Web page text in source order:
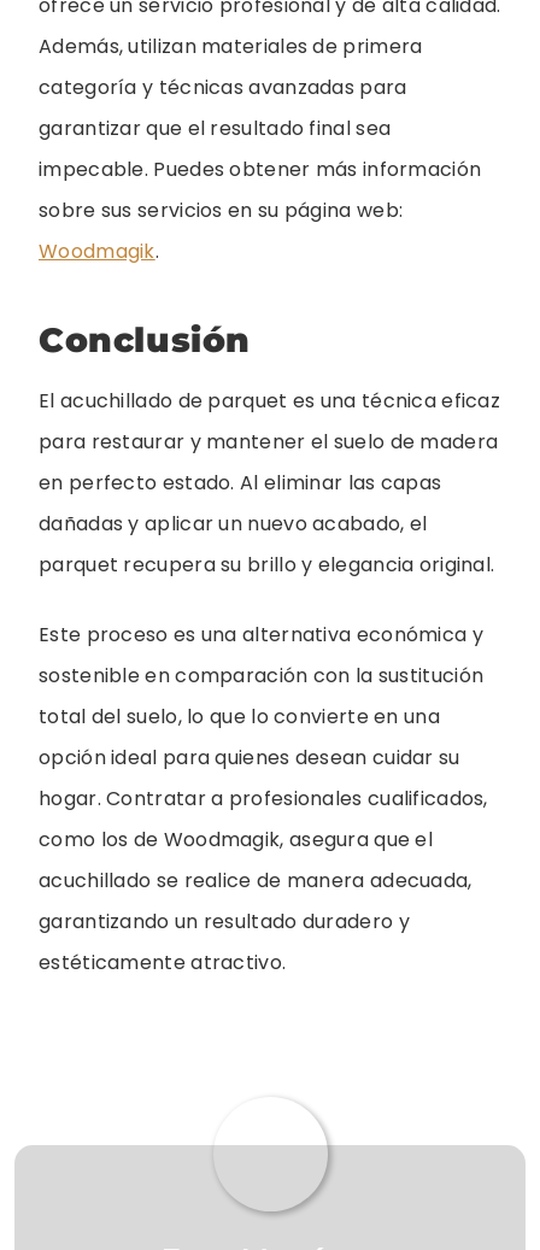
ofrece un servicio profesional y de alta calidad.
Además, utilizan materiales de primera
categoría y técnicas avanzadas para
garantizar que el resultado final sea
impecable. Puedes obtener más información
sobre sus servicios en su página web:
Woodmagik.
Conclusión
El acuchillado de parquet es una técnica eficaz
para restaurar y mantener el suelo de madera
en perfecto estado. Al eliminar las capas
dañadas y aplicar un nuevo acabado, el
parquet recupera su brillo y elegancia original.
Este proceso es una alternativa económica y
sostenible en comparación con la sustitución
total del suelo, lo que lo convierte en una
opción ideal para quienes desean cuidar su
hogar. Contratar a profesionales cualificados,
como los de Woodmagik, asegura que el
acuchillado se realice de manera adecuada,
garantizando un resultado duradero y
estéticamente atractivo.